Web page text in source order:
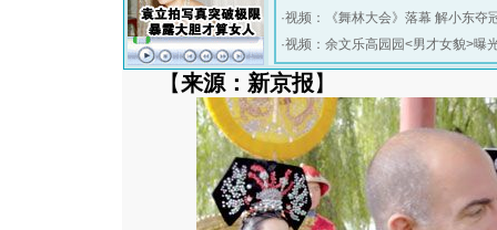
·视频：《舞林大会》落幕 解小东夺
·视频：余文乐高园园<男才女貌>曝
【来源：新京报】